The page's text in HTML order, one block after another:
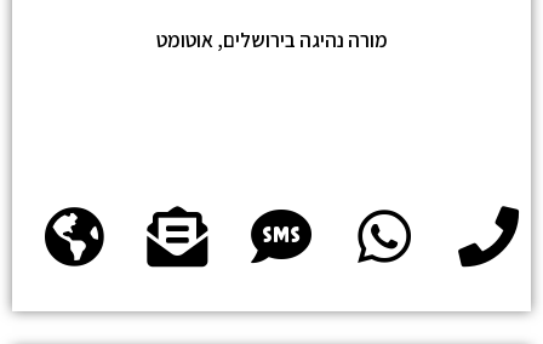
מורה נהיגה בירושלים, אוטומט